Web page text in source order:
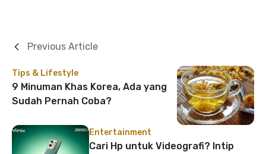
Tips & Lifestyle
9 Minuman Khas Korea, Ada yang
Sudah Pernah Coba?
Previous Article
Entertainment
Cari Hp untuk Videografi? Intip